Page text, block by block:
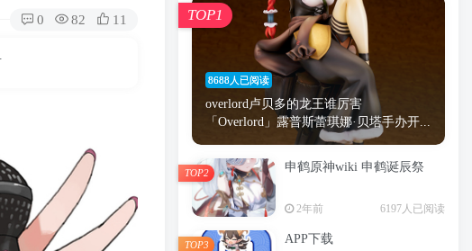
0 82 11
8688人已阅读
overlord卢贝多的龙王谁厉害
「Overlord」露普斯蕾琪娜·贝塔手办开...
TOP1
申鹤原神wiki 申鹤诞辰祭
2年前 6197人已阅读
TOP2
APP下载
TOP3
时间 秘密 手机 海贼王
鬼灭 捆绑 萝莉
间谍过家家 忍者 高木
进击的巨人 高岭
TOP1